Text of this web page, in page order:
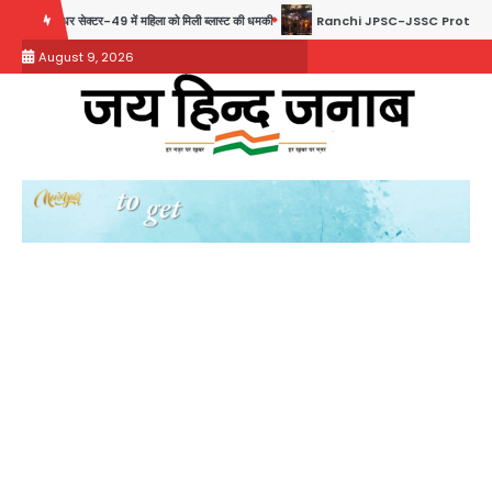
content
सेक्टर-49 में महिला को मिली ब्लास्ट की धमकी Ranchi JPSC-JSSC Protest: 16वें दिन भी
August 9, 2026